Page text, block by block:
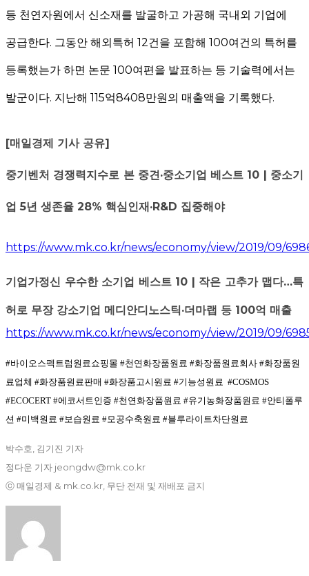
등 천연자원에서 신소재를 발굴하고 가공해 국내외 기업에
공급한다. 그동안 해외특허 12건을 포함해 100여건의 특허를
등록했는가 하면 논문 100여편을 발표하는 등 기술력에서는
발군이다. 지난해 115억8408만원의 매출액을 기록했다.
[매일경제 기사 공유]
중기벤처 경쟁력지수로 본 중견·중소기업 베스트 10 | 중소기
업 5년 생존율 28% 핵심인재·R&D 집중해야
https://www.mk.co.kr/news/economy/view/2019/09/
기업가정신 우수한 소기업 베스트 10 | 작은 고추가 맵다…특
허로 무장 강소기업 메디안디노스틱·더마랩 등 100억 매출
https://www.mk.co.kr/news/economy/view/2019/09/
#바이오스펙트럼원료쇼핑몰 #천연화장품원료 #화장품원료회사 #화장품원
료업체 #화장품원료판매 #화장품고시원료 #기능성원료 #COSMOS
#ECOCERT #에코서트인증 #천연화장품원료 #유기농화장품원료 #안티폴루
션 #미백원료 #보습원료 #모공수축원료 #블루라이트차단원료
박수호, 김기진 기자
정다운 기자 jeongdw@mk.co.kr
ⓒ 매일경제 & mk.co.kr, 무단 전재 및 재배포 금지